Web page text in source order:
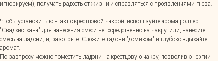
игнорируем), получать радость от жизни и справляться с проявлениями гнева.
Чтобы установить контакт с крестцовой чакрой, используйте арома роллер
"Свадхистхана" для нанесения смеси непосредственно на чакру, или, нанесите
смесь на ладони, и, разотрите. Сложите ладони "домиком" и глубоко вдыхайте
аромат.
По завпросу можно поместить ладони на крестцовую чакру, позволив энергии